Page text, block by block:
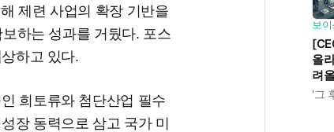
제련 사업의 확장 기반을
하는 성과를 거뒀다. 포스
하고 있다.
희토류와 첨단산업 필수
장 동력으로 삼고 국가 미
보이
올
려
의